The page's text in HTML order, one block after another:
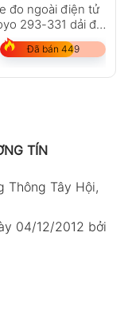
đo ngoài điện tử
293-331 dải đo
Đã bán 449
TÍN
Thông Tây Hội,
04/12/2012 bởi